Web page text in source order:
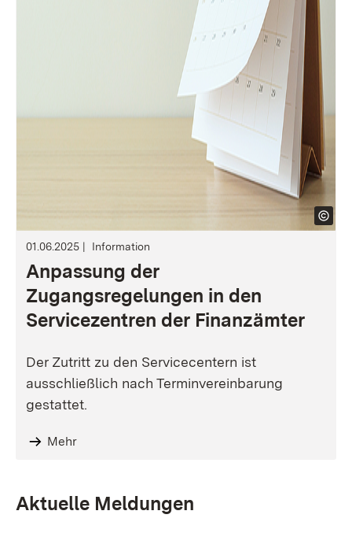
01.06.2025 Information
Anpassung der
Zugangsregelungen in den
Servicezentren der Finanzämter
Der Zutritt zu den Servicecentern ist
ausschließlich nach Terminvereinbarung
gestattet.
Mehr
Aktuelle Meldungen